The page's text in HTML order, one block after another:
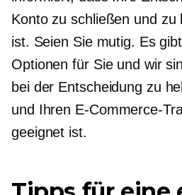
Konto zu schließen und zu
ist. Seien Sie mutig. Es
Optionen für Sie und wir
bei der Entscheidung zu
und Ihren E-Commerce-
geeignet ist.